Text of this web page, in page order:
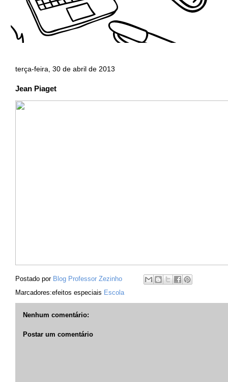
terça-feira, 30 de abril de 2013
Jean Piaget
Postado por Blog Professor Zezinho
Marcadores:efeitos especiais Escola
Nenhum comentário:
Postar um comentário